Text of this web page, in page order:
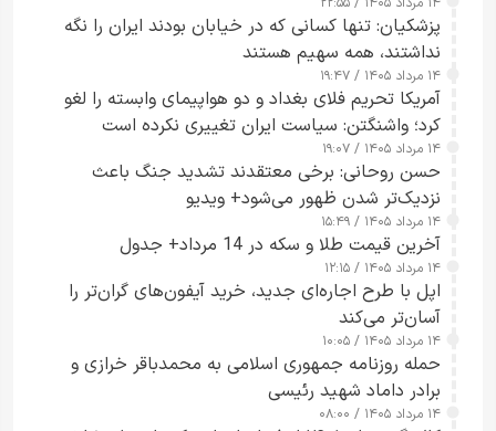
پزشکیان: تنها کسانی که در خیابان بودند ایران را نگه
نداشتند، همه سهیم هستند
۱۴ مرداد ۱۴۰۵ / ۱۹:۴۷
آمریکا تحریم فلای بغداد و دو هواپیمای وابسته را لغو
کرد؛ واشنگتن: سیاست ایران تغییری نکرده است
۱۴ مرداد ۱۴۰۵ / ۱۹:۰۷
حسن روحانی: برخی معتقدند تشدید جنگ باعث
نزدیک‌تر شدن ظهور می‌شود+ ویدیو
۱۴ مرداد ۱۴۰۵ / ۱۵:۴۹
آخرین قیمت طلا و سکه در 14 مرداد+ جدول
۱۴ مرداد ۱۴۰۵ / ۱۲:۱۵
اپل با طرح اجاره‌ای جدید، خرید آیفون‌های گران‌تر را
آسان‌تر می‌کند
۱۴ مرداد ۱۴۰۵ / ۱۰:۰۵
حمله روزنامه جمهوری اسلامی به محمدباقر خرازی و
برادر داماد شهید رئیسی
۱۴ مرداد ۱۴۰۵ / ۰۸:۰۰